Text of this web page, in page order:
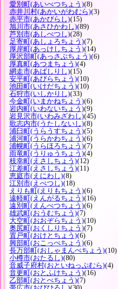
愛別町 (あいべつちょう)(8)
赤井川村(あかいがわむら)(3)
赤平市(あかびらし)(15)
旭川市(あさひかわし)(89)
芦別市(あしべつし)(28)
足寄町 (あしょろちょう)(7)
厚岸町 (あっけしちょう)(14)
厚沢部町 (あっさぶちょう)(6)
厚真町 (あつまちょう)(4)
網走市(あばしりし)(15)
安平町 (あびらちょう)(10)
池田町 (いけだちょう)(10)
石狩市(いしかりし)(33)
今金町 (いまかねちょう)(6)
岩内町 (いわないちょう)(9)
岩見沢市(いわみざわし)(45)
歌志内市(うたしないし)(8)
浦臼町 (うらうすちょう)(5)
浦河町 (うらかわちょう)(6)
浦幌町 (うらほろちょう)(7)
雨竜町 (うりゅうちょう)(4)
枝幸町 (えさしちょう)(12)
江差町 (えさしちょう)(11)
恵庭市(えにわし)(8)
江別市(えべつし)(18)
えりも町 (えりもちょう)(6)
遠軽町 (えんがるちょう)(16)
遠別町 (えんべつちょう)(6)
雄武町 (おうむちょう)(7)
大空町 (おおぞらちょう)(10)
奥尻町 (おくしりちょう)(7)
置戸町 (おけとちょう)(6)
興部町 (おこっぺちょう)(6)
長万部町 (おしゃまんべちょう)
小樽市(おたるし)(80)
音威子府村(おといねっぷむら)
音更町 (おとふけちょう)(16)
乙部町 (おとべちょう)(7)